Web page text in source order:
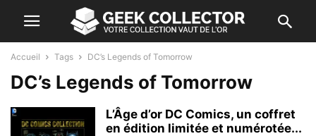
Accueil Tags DC’s Legends of Tomorrow
DC’s Legends of Tomorrow
L’Âge d’or DC Comics, un coffret
en édition limitée et numérotée...